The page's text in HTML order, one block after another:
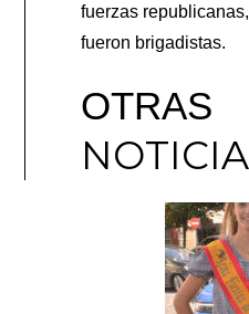
fuerzas
fueron brigadistas.
OTRAS